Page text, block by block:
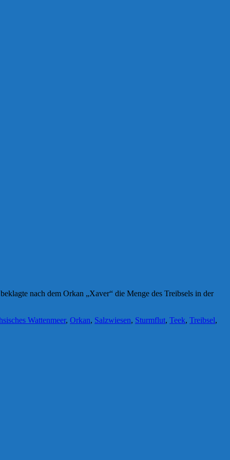
nach dem Orkan „Xaver“ die Menge des Treibsels in der
Wattenmeer, Orkan, Salzwiesen, Sturmflut, Teek, Treibsel,